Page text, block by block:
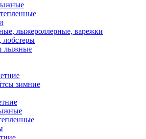
лыжероллерные, варежки
лобстеры
лыжные
зимние